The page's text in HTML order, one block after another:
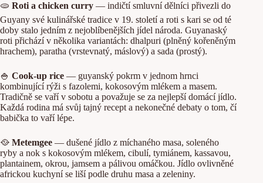
🫓 Roti a chicken curry — indičtí smluvní dělníci přivezli do
Guyany své kulinářské tradice v 19. století a roti s kari se od té
doby stalo jedním z nejoblíbenějších jídel národa. Guyanaský
roti přichází v několika variantách: dhalpuri (plněný kořeněným
hrachem), paratha (vrstevnatý, máslový) a sada (prostý).
🍚 Cook-up rice — guyanský pokrm v jednom hrnci
kombinující rýži s fazolemi, kokosovým mlékem a masem.
Tradičně se vaří v sobotu a považuje se za nejlepší domácí jídlo.
Každá rodina má svůj tajný recept a nekonečné debaty o tom, čí
babička to vaří lépe.
🥘 Metemgee — dušené jídlo z míchaného masa, soleného
ryby a nok s kokosovým mlékem, cibulí, tymiánem, kassavou,
plantainem, okrou, jamsem a pálivou omáčkou. Jídlo ovlivněné
africkou kuchyní se liší podle druhu masa a zeleniny.